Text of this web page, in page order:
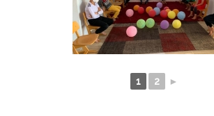
1 2 ►